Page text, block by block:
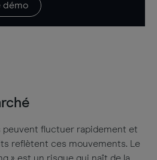
démo
peuvent fluctuer rapidement et
reflètent ces mouvements. Le